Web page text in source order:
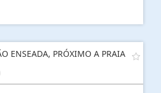
ENSEADA, PRÓXIMO A PRAIA